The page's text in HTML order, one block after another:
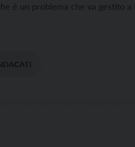
è un problema che va gestito a